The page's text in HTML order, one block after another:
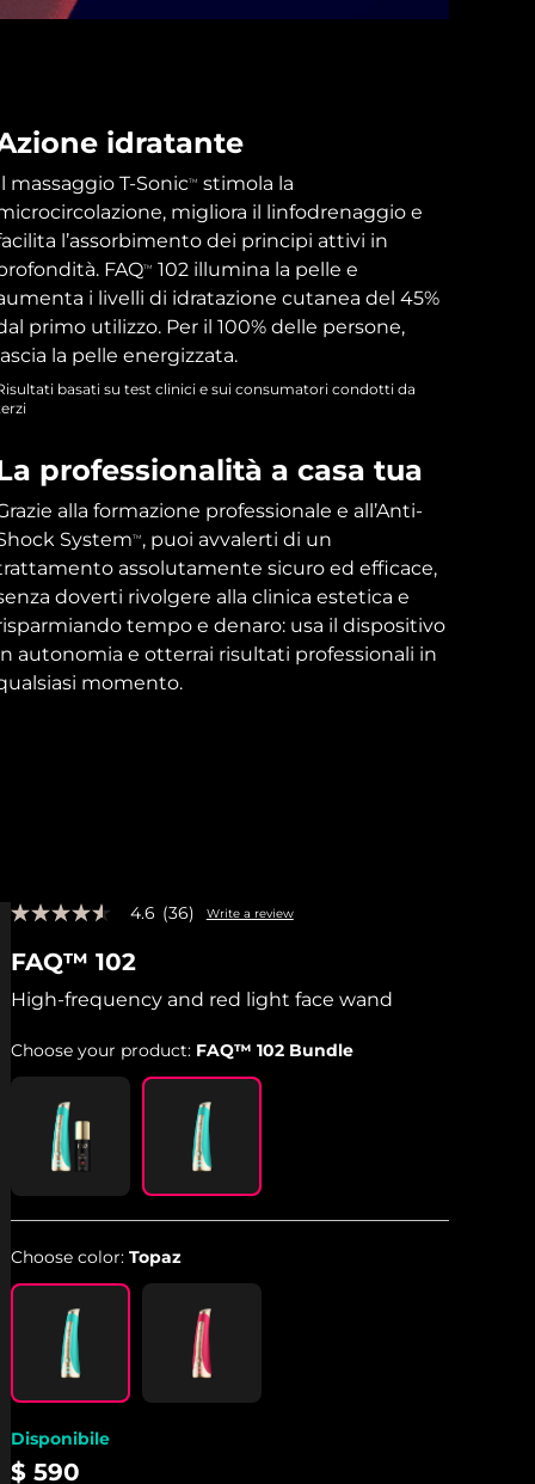
idratante
massaggio T-SonicTM
stimola la
migliora il linfodrenaggio e
l’assorbimento dei principi attivi in
FAQTM
102 illumina la pelle e
i livelli di idratazione cutanea del 45%
primo utilizzo. Per il 100% delle persone,
la pelle energizzata.
basati su test clinici e sui consumatori condotti da
professionalità a casa tua
alla formazione professionale e all’Anti-
SystemTM , puoi avvalerti di un
assolutamente sicuro ed efficace,
doverti rivolgere alla clinica estetica e
tempo e denaro: usa il dispositivo
autonomia e otterrai risultati professionali in
momento.
4.6
of
stars,
average
value.
Read
Reviews.
Same
page
4.6 (36) Write a review
FAQ™ 102
High-frequency and red light face wand
Choose your product: FAQ™ 102 Bundle
Choose color:Topaz
Disponibile
$ 590